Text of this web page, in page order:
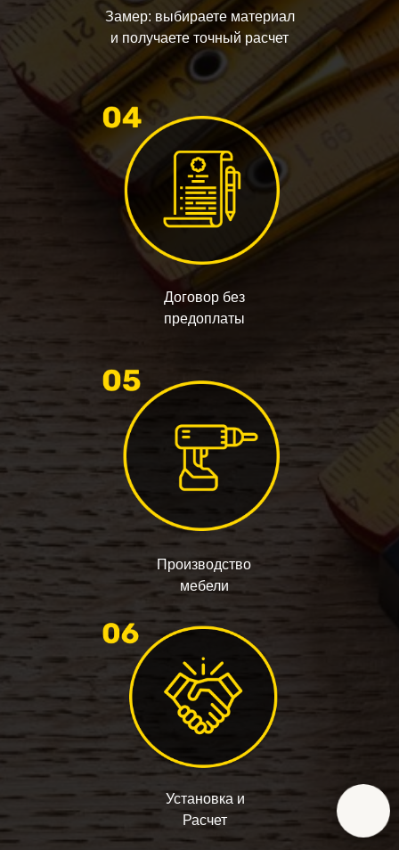
Замер: выбираете материал
и получаете точный расчет
Договор без
предоплаты
Производство
мебели
Установка и
Расчет